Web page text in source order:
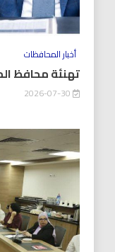
أخبار المحافظات
تهنئة محافظ